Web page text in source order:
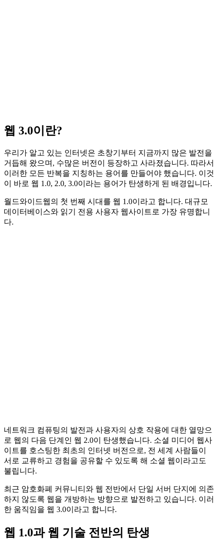
웹 3.0이란?
우리가 알고 있는 인터넷은 초창기부터 지금까지 많은 발전을
거듭해 왔으며, 수많은 버전이 등장하고 사라졌습니다. 따라서
이러한 모든 반복을 지칭하는 용어를 만들어야 했습니다. 이것
이 바로 웹 1.0, 2.0, 3.0이라는 용어가 탄생하게 된 배경입니다.
월드와이드웹의 첫 번째 시대를 웹 1.0이라고 합니다. 대규모
데이터베이스와 읽기 전용 사용자 웹사이트로 가장 유명합니
다.
네트워크 컴퓨팅의 발전과 사용자의 상호 작용에 대한 열망으
로 웹의 다음 단계인 웹 2.0이 탄생했습니다. 소셜 미디어 웹사
이트를 호스팅한 최초의 인터넷 버전으로, 전 세계 사람들이
서로 교류하고 경험을 공유할 수 있도록 해 소셜 웹이라고도
불립니다.
최근 암호화폐 커뮤니티와 웹 전반에서 단일 서버 단지에 의존
하지 않도록 웹을 개방하는 방향으로 발전하고 있습니다. 이러
한 움직임을 웹 3.0이라고 합니다.
웹 1.0과 웹 기술 전반의 탄생